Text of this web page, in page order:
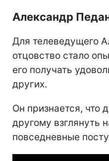
Александр
Для телеведущего
отцовство стало
его получать
других.
Он признается, что
другому взглянуть
повседневные